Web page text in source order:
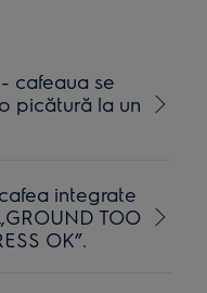
cafeaua se
picătură la un
integrate
TOO
OK”.